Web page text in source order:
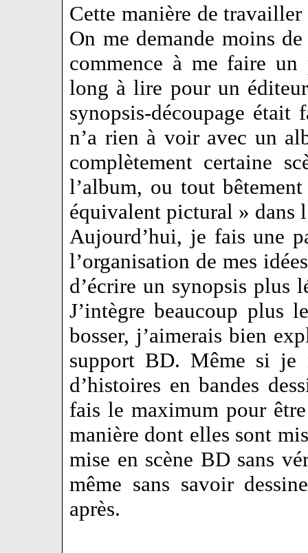
Cette manière de
On me demande moins
commence à me faire
long à lire pour un
synopsis-découpage était
n’a rien à voir avec un
complètement certaine
l’album, ou tout bêtement
équivalent pictural » dans
Aujourd’hui, je fais une
l’organisation de mes
d’écrire un synopsis plus
J’intègre beaucoup plus
bosser, j’aimerais bien
support BD. Même si je
d’histoires en bandes
fais le maximum pour
manière dont elles sont
mise en scène BD sans
même sans savoir
après.